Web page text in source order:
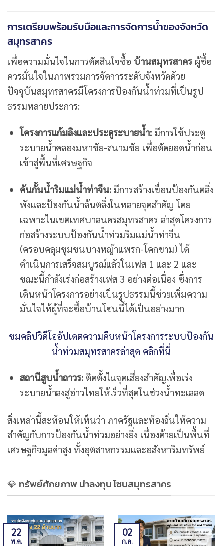
การเตรียมพร้อมรับมือและการจัดการน้ำของจังหวัด
สมุทรสาคร
เพื่อความมั่นใจในการตัดสินใจซื้อ บ้านสมุทรสาคร ผู้ซื้อ
ควรมั่นใจในภาพรวมการจัดการระดับจังหวัดด้วย
ปัจจุบันสมุทรสาครมีโครงการป้องกันน้ำท่วมที่เป็นรูป
ธรรมหลายประการ:
โครงการแก้มลิงและประตูระบายน้ำ:มีการใช้ประตู
ระบายน้ำคลองมหาชัย-สนามชัย เพื่อตัดยอดน้ำก่อน
เข้าสู่พื้นที่เศรษฐกิจ
คันกั้นน้ำริมแม่น้ำท่าจีน:มีการสร้างเขื่อนป้องกันตลิ่ง
พังและป้องกันน้ำล้นตลิ่งในหลายจุดสำคัญ โดย
เฉพาะในเขตเทศบาลนครสมุทรสาคร ล่าสุดโครงการ
ก่อสร้างระบบป้องกันน้ำท่วมริมแม่น้ำท่าจีน
(ครอบคลุมชุมชนบางหญ้าแพรก-โคกขาม) ได้
ดำเนินการเสร็จสมบูรณ์แล้วในเฟส 1 และ 2 และ
ขณะนี้กำลังเร่งก่อสร้างเฟส 3 อย่างต่อเนื่อง ซึ่งการ
เดินหน้าโครงการอย่างเป็นรูปธรรมนี้ช่วยเพิ่มความ
มั่นใจให้ผู้ที่จะซื้อบ้านโซนนี้ได้เป็นอย่างมาก
ชมคลิปวิดีโออัปเดตความคืบหน้าโครงการระบบป้องกัน
น้ำท่วมสมุทรสาครล่าสุด คลิกที่นี่
สถานีสูบน้ำถาวร:ติดตั้งในจุดเสี่ยงสำคัญเพื่อเร่ง
ระบายน้ำลงสู่อ่าวไทยให้เร็วที่สุดในช่วงน้ำทะเลลด
สิ่งเหล่านี้สะท้อนให้เห็นว่า ภาครัฐและท้องถิ่นให้ความ
สำคัญกับการป้องกันน้ำท่วมอย่างยิ่ง เนื่องด้วยเป็นพื้นที่
เศรษฐกิจมูลค่าสูง ทั้งอุตสาหกรรมและอสังหาริมทรัพย์
💎 ทรัพย์ศักยภาพ น่าลงทุน โซนสมุทรสาคร
22
พ.ค.
02
ก.ค.